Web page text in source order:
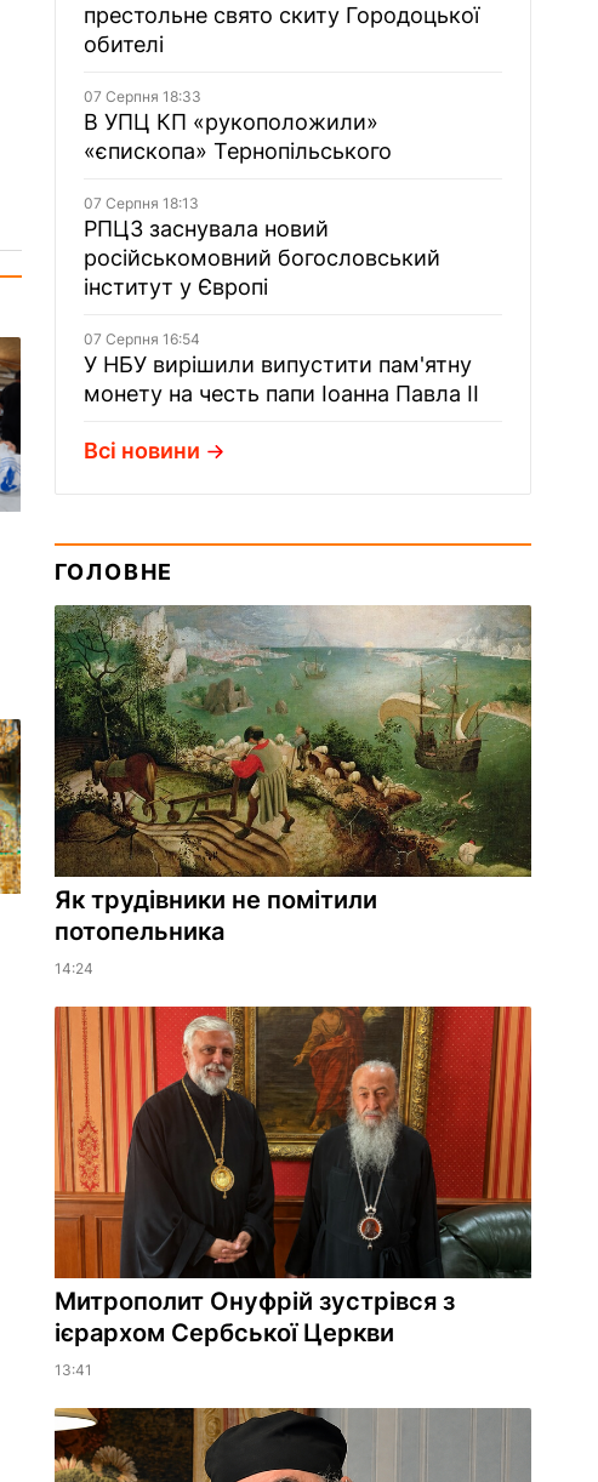
престольне свято скиту Городоцької
обителі
07 Серпня 18:33
В УПЦ КП «рукоположили»
«єпископа» Тернопільського
07 Серпня 18:13
РПЦЗ заснувала новий
російськомовний богословський
інститут у Європі
07 Серпня 16:54
У НБУ вирішили випустити пам'ятну
монету на честь папи Іоанна Павла II
Всі новини
ГОЛОВНЕ
Як трудівники не помітили
потопельника
14:24
Митрополит Онуфрій зустрівся з
ієрархом Сербської Церкви
13:41